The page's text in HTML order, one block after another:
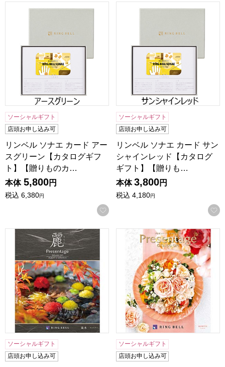
リンベル ソナエ カード アースグリーン【カタログギフト】
ソーシャルギフト
店頭お申し込み可
リンベル ソナエ カード アー
スグリーン【カタログギフ
ト】【贈りものカ…
本体 5,800円
税込 6,380円
お気に入りに登録する
リンベル ソナエ カード サン
ソーシャルギフト
店頭お申し込み可
リンベル ソナエ カード サン
シャインレッド【カタログ
ギフト】【贈りも…
本体 3,800円
税込 4,180円
プレゼンテージ麗 流水(リュウスイ)【カタログギフト】【贈
ソーシャルギフト
店頭お申し込み可
プレゼンテージ ミュゼット
ソーシャルギフト
店頭お申し込み可